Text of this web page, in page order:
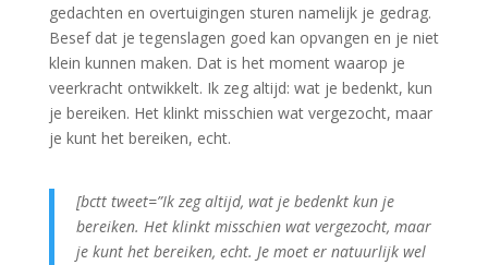
gedachten en overtuigingen sturen namelijk je gedrag.
Besef dat je tegenslagen goed kan opvangen en je niet
klein kunnen maken. Dat is het moment waarop je
veerkracht ontwikkelt. Ik zeg altijd: wat je bedenkt, kun
je bereiken. Het klinkt misschien wat vergezocht, maar
je kunt het bereiken, echt.
[bctt tweet=”Ik zeg altijd, wat je bedenkt kun je
bereiken. Het klinkt misschien wat vergezocht, maar
je kunt het bereiken, echt. Je moet er natuurlijk wel